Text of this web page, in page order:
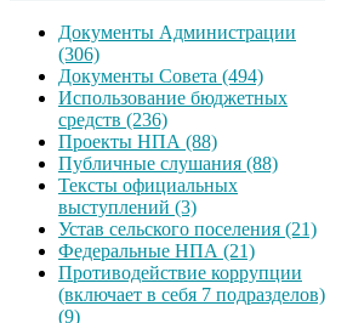
Документы Администрации
(306)
Документы Совета (494)
Использование бюджетных
средств (236)
Проекты НПА (88)
Публичные слушания (88)
Тексты официальных
выступлений (3)
Устав сельского поселения (21)
Федеральные НПА (21)
Противодействие коррупции
(включает в себя 7 подразделов)
(9)